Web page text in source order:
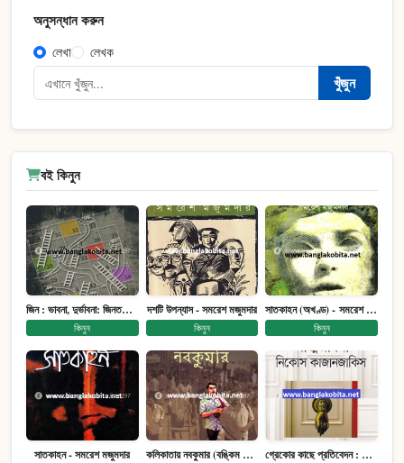
অনুসন্ধান করুন
লেখা লেখক
খুঁজুন
বই কিনুন
জিন : ভাবনা, দুর্ভাবনা: জিনতত্ত্ব সমাজ ইতিহাস (পেপারব্যাক)
কিনুন
দশটি উপন্যাস - সমরেশ মজুমদার
কিনুন
সাতকাহন (অখণ্ড) - সমরেশ মজুমদার
কিনুন
সাতকাহন - সমরেশ মজুমদার কলিকাতায় নবকুমার (বঙ্কিম পুরষ্কারে সম্মানিত)(মানবিক মেগা উপন্যাস) গ্রেকোর কাছে প্রতিবেদন : আত্মজীবনী